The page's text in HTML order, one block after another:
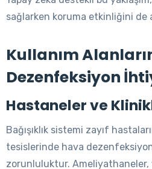
sağlarken koruma etkinliğini de
Kullanım
Dezenfeksiyon
Hastaneler ve
Bağışıklık sistemi zayıf
tesislerinde hava
zorunluluktur. Ameliyathaneler,